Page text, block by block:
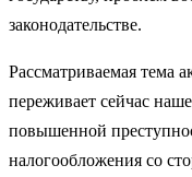
законодательстве.
Рассматриваемая тема
переживает сейчас наше
повышенной
налогообложения со